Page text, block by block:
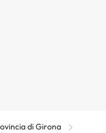
di Girona